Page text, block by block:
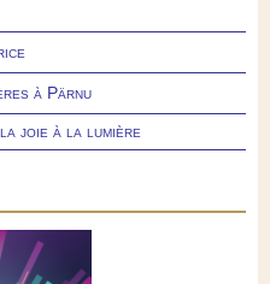
à Pärnu
joie à la lumière